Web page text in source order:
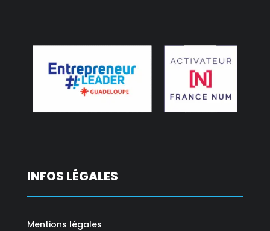
INFOS LÉGALES
Mentions légales